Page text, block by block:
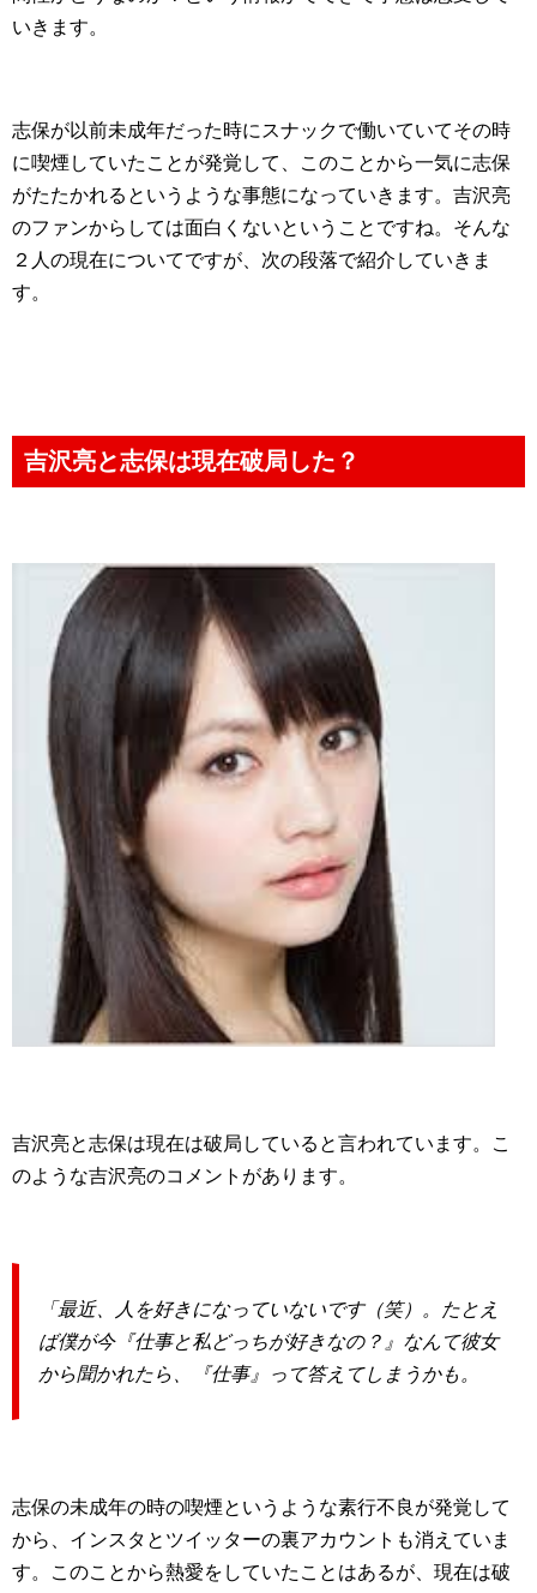
いきます。
志保が以前未成年だった時にスナックで働いていてその時
に喫煙していたことが発覚して、このことから一気に志保
がたたかれるというような事態になっていきます。吉沢亮
のファンからしては面白くないということですね。そんな
２人の現在についてですが、次の段落で紹介していきま
す。
吉沢亮と志保は現在破局した？
吉沢亮と志保は現在は破局していると言われています。こ
のような吉沢亮のコメントがあります。
「最近、人を好きになっていないです（笑）。たとえ
ば僕が今『仕事と私どっちが好きなの？』なんて彼女
から聞かれたら、『仕事』って答えてしまうかも。
志保の未成年の時の喫煙というような素行不良が発覚して
から、インスタとツイッターの裏アカウントも消えていま
す。このことから熱愛をしていたことはあるが、現在は破